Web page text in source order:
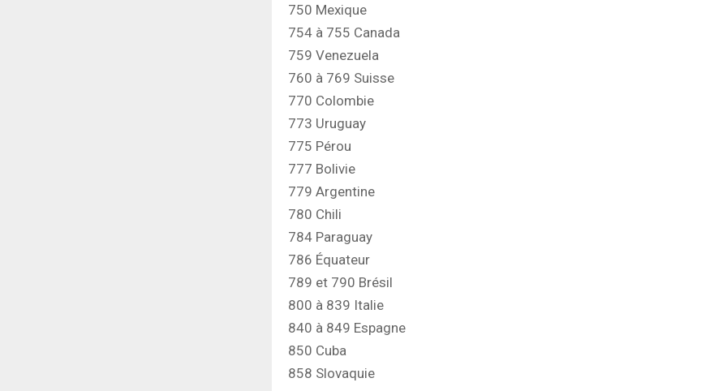
750 Mexique
754 à 755 Canada
759 Venezuela
760 à 769 Suisse
770 Colombie
773 Uruguay
775 Pérou
777 Bolivie
779 Argentine
780 Chili
784 Paraguay
786 Équateur
789 et 790 Brésil
800 à 839 Italie
840 à 849 Espagne
850 Cuba
858 Slovaquie